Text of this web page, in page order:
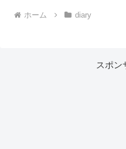
ホーム diary
スポン